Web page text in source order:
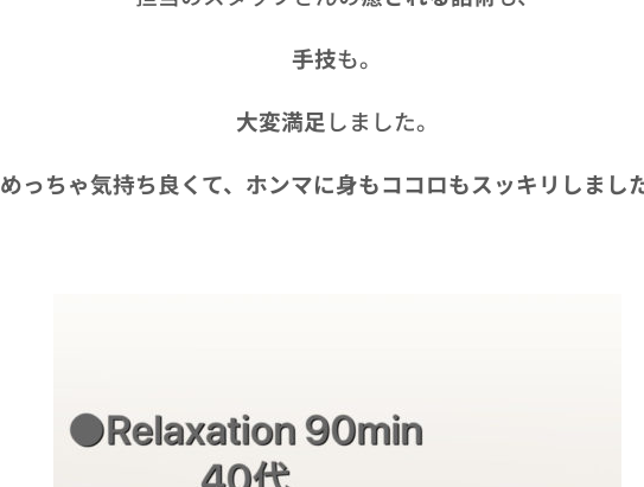
手技も。
大変満足 しました。
めっちゃ気持ち良くて、ホンマに身もココロもスッキリしました